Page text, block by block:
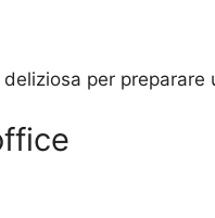
per